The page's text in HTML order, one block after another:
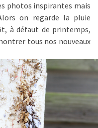
photos inspirantes mais
on regarde la pluie
à défaut de printemps,
tous nos nouveaux